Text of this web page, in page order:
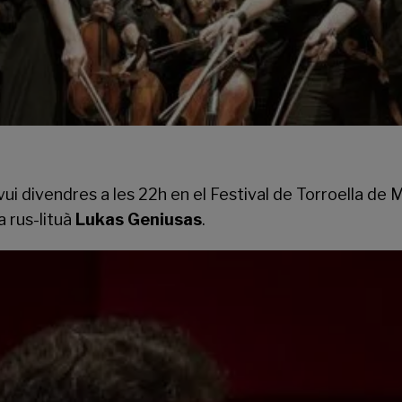
divendres a les 22h en el Festival de Torroella de
rus-lituà Lukas Geniusas.